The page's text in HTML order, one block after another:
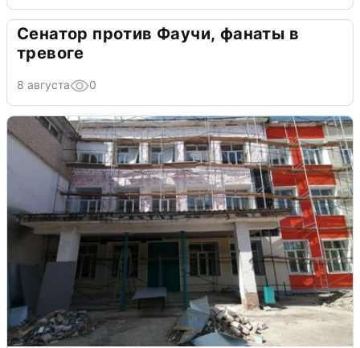
Сенатор против Фаучи, фанаты в
тревоге
8 августа 0